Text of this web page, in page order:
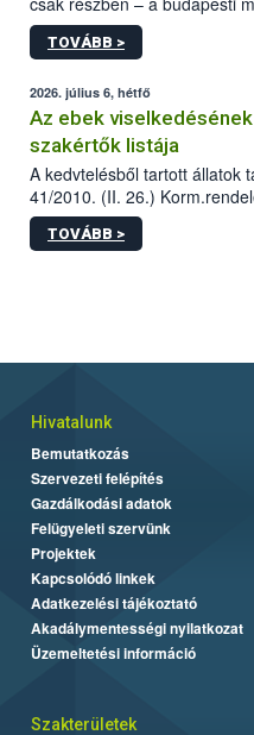
állomás a Kis Rókus utca 15.
tervezett új épületébe.
TOVÁBB >
2026. július 6, hétfő
Az ebek
szakértők listája
A kedvtelésből tartott állatok
41/2010. (II. 26.)
sérülés, illetve ennek
hatósági feladatokat,
TOVÁBB >
Hivatalunk
Bemutatkozás
Szervezeti felépítés
Gazdálkodási adatok
Felügyeleti szervünk
Projektek
Kapcsolódó linkek
Adatkezelési tájékoztató
Akadálymentességi nyilatkozat
Üzemeltetési információ
Szakterületek